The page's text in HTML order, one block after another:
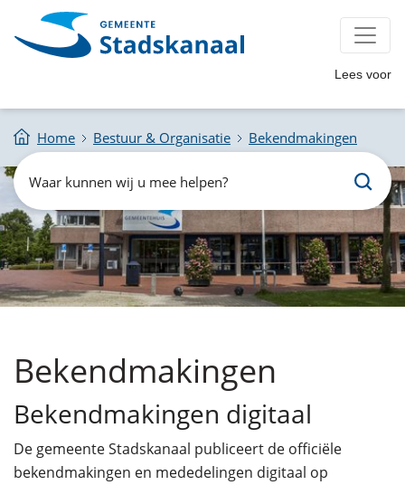
Lees voor
Home Bestuur & Organisatie Bekendmakingen
Zoeken
Waar
kunnen
wij
u
mee
helpen?
Bekendmakingen
Bekendmakingen digitaal
De gemeente Stadskanaal publiceert de officiële
bekendmakingen en mededelingen digitaal op